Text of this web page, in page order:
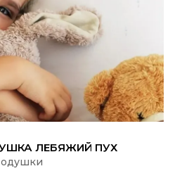
ЛЕБЯЖИЙ ПУХ